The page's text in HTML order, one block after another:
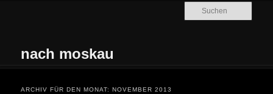
nach moskau
ARCHIV FÜR DEN MONAT:NOVEMBER 2013